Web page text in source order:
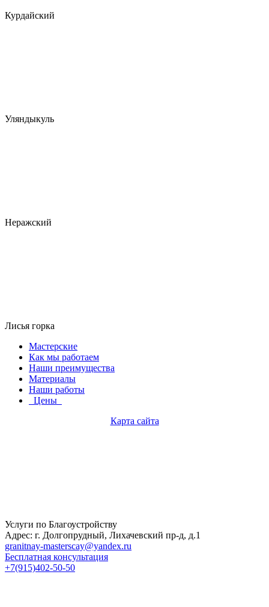
Курдайский
Уляндыкуль
Неражский
Лисья горка
Мастерские
Как мы работаем
Наши преимущества
Материалы
Наши работы
Цены
Карта сайта
Услуги по Благоустройству
Адрес: г. Долгопрудный, Лихачевский пр-д, д.1
granitnay-masterscay@yandex.ru
Бесплатная консультация
+7(915)402-50-50